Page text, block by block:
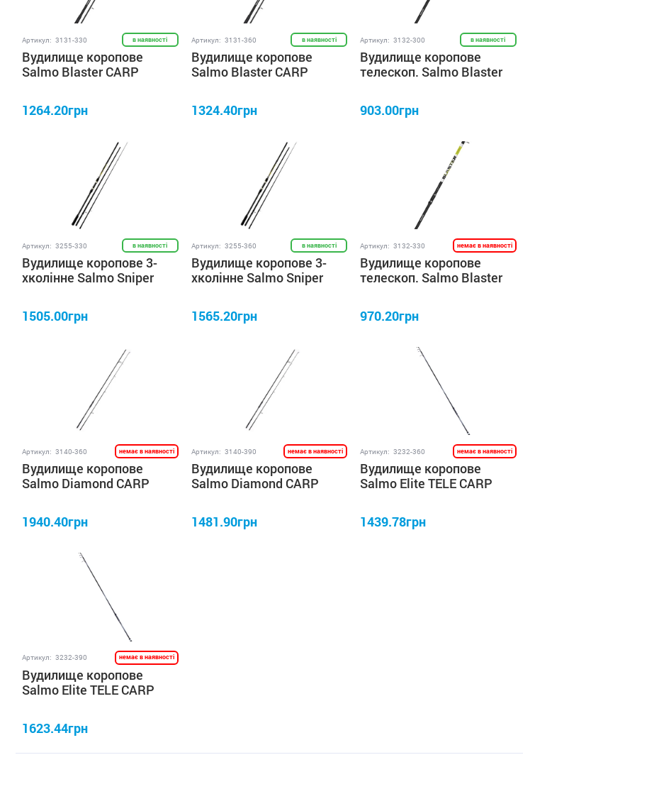
Артикул: 3131-330 в наявності
Вудилище коропове
Salmo Blaster CARP
1264.20грн
Артикул: 3131-360 в наявності
Вудилище коропове
Salmo Blaster CARP
1324.40грн
Артикул: 3132-300 в наявності
Вудилище коропове
телескоп. Salmo Blaster
903.00грн
Артикул: 3255-330 в наявності
Вудилище коропове 3-
хколінне Salmo Sniper
1505.00грн
Артикул: 3255-360 в наявності
Вудилище коропове 3-
хколінне Salmo Sniper
1565.20грн
Артикул: 3132-330 немає в наявності
Вудилище коропове
телескоп. Salmo Blaster
970.20грн
Артикул: 3140-360 немає в наявності
Вудилище коропове
Salmo Diamond CARP
1940.40грн
Артикул: 3140-390 немає в наявності
Вудилище коропове
Salmo Diamond CARP
1481.90грн
Артикул: 3232-360 немає в наявності
Вудилище коропове
Salmo Elite TELE CARP
1439.78грн
Артикул: 3232-390 немає в наявності
Вудилище коропове
Salmo Elite TELE CARP
1623.44грн